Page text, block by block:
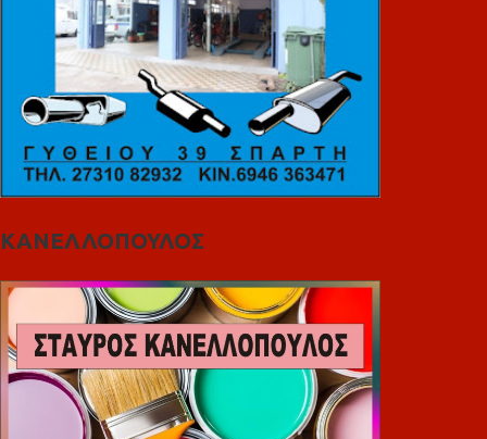
ΚΑΝΕΛΛΟΠΟΥΛΟΣ